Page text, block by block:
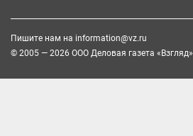
Пишите нам на information@vz.ru
© 2005 — 2026 ООО Деловая газета «Взгляд»